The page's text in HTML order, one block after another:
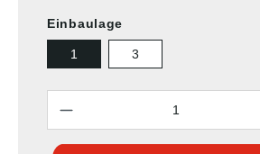
Einbaulage
1 3